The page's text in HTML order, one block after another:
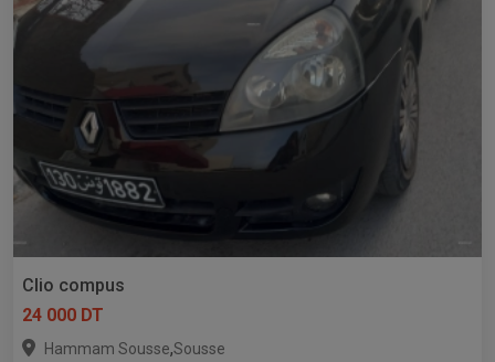
Clio compus
24 000 DT
Hammam Sousse,Sousse